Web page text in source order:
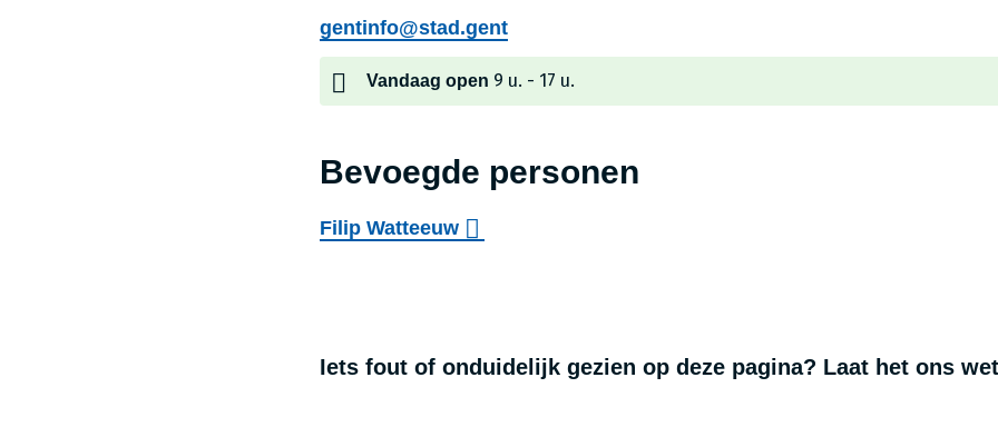
gentinfo@stad.gent
Vandaag open 9 u. 17 u.
Bevoegde personen
Filip Watteeuw
Iets fout of onduidelijk gezien op deze pagina? Laat het ons